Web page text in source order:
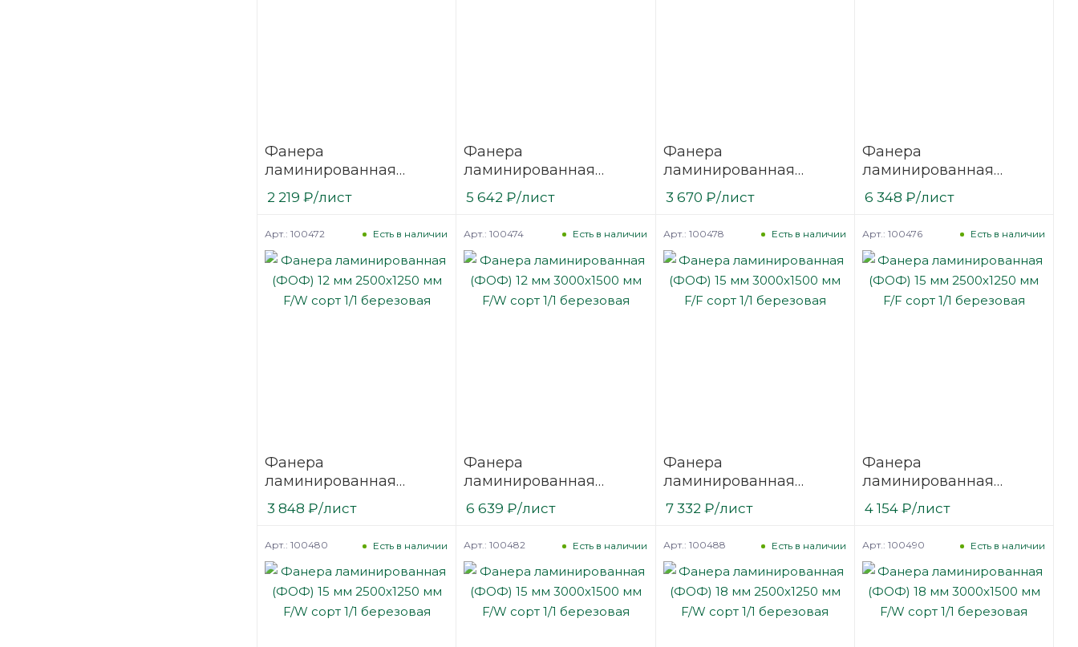
Фанера
ламинированная
(ФОФ) 6 мм 2440х1220
мм F/F сорт 1/1
2 219 ₽/лист
Фанера
ламинированная
(ФОФ) 9 мм 3000х1500
мм F/W сорт 1/1
5 642 ₽/лист
Фанера
ламинированная
(ФОФ) 12 мм 2500х1250
мм F/F сорт 1/1
3 670 ₽/лист
Фанера
ламинированная
(ФОФ) 12 мм 3000х1500
мм F/F сорт 1/1
6 348 ₽/лист
Фанера
ламинированная
(ФОФ) 12 мм 2500х1250
мм F/W сорт 1/1
Есть в наличии
Арт.: 100472
3 848 ₽/лист
Фанера
ламинированная
(ФОФ) 12 мм 3000х1500
мм F/W сорт 1/1
Есть в наличии
Арт.: 100474
6 639 ₽/лист
Фанера
ламинированная
(ФОФ) 15 мм 3000х1500
мм F/F сорт 1/1
Есть в наличии
Арт.: 100478
7 332 ₽/лист
Фанера
ламинированная
(ФОФ) 15 мм 2500х1250
мм F/F сорт 1/1
Есть в наличии
Арт.: 100476
4 154₽/лист
Есть в наличии
Арт.: 100480 Есть в наличии
Арт.: 100482 Есть в наличии
Арт.: 100488 Есть в наличии
Арт.: 100490